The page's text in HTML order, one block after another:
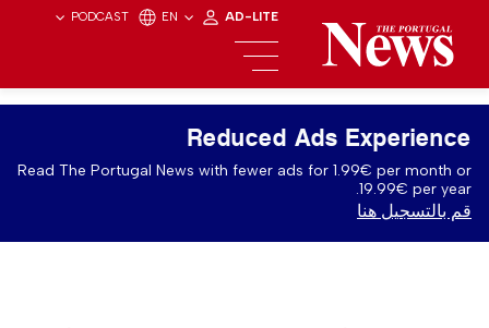
PODCAST EN AD-LITE
Reduced Ads Experience
Read The Portugal News with fewer ads for 1.99€ per month or
19.99€ per year.
قم بالتسجيل هنا